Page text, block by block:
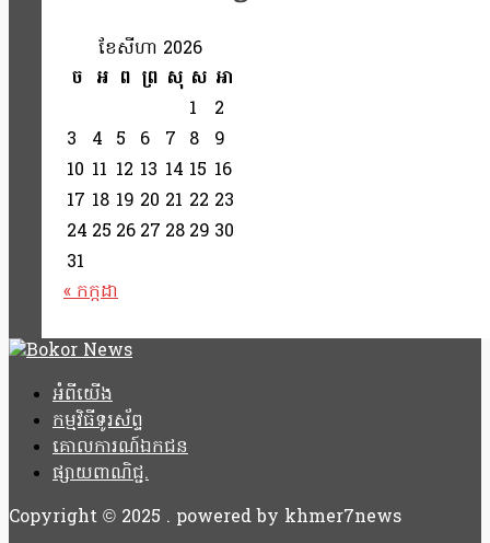
ខែ​សីហា 2026
ច អ ព ព្រ សុ ស អា
1
2
3
4 5 6 7 8
9
10 11 12 13 14 15 16
17 18 19 20 21 22 23
24 25 26 27 28 29 30
31
« កក្កដា
អំពីយើង
កម្មវិធីទូរស័ព្ទ
គោលការណ៍ឯកជន
ផ្សាយពាណិជ្ជ.
Copyright © 2025 . powered by khmer7news